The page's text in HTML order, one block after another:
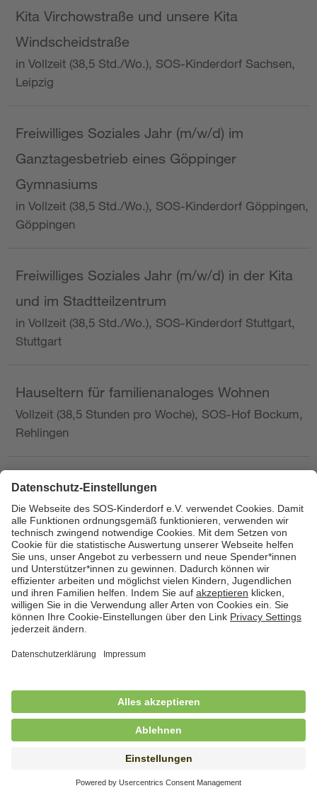
Kita Virchowstraße und unsere Kita
Windscheidstraße
in Vollzeit (38,5 Std./Wo.), SOS-Kinderdorf Sachsen,
Leipzig
Freiwilliges Soziales Jahr (m/w/d) im
Ganztagesbetrieb eines Göppinger
Gymnasiums
in Vollzeit (38,5 Std./Wo.), SOS-Kinderdorf Göppingen,
Göppingen
Freiwilliges Soziales Jahr (m/w/d) in der Kita
und im Stadtteilzentrum
in Vollzeit (38,5 Std./Wo.), SOS-Kinderdorf Stuttgart,
Stuttgart
Hauseltern für familienanaloges Wohnen
Vollzeit (38,5 Stunden pro Woche), SOS-Hof Bockum,
Rehlingen
Hauswirtschafterin / Köchin (m/w/d) als
Ausbilderin (m/w/d) im Bereich
Nahrungszubereitung
in Vollzeit (38,5 Std./Wo.), SOS-Kinderdorf
Saarbrücken, Saarbrücken
Hauswirtschaftskraft (m/w/d)
in Teilzeit (mind. 20 - max. 30 Std./.Wo.), SOS-
Hauswirtschaftskraft (m/w/d)
in unbefristeter Anstellung, Teilzeit (20 Std./Wo.), SOS-
Kinderdorf Dortmund, Hagen